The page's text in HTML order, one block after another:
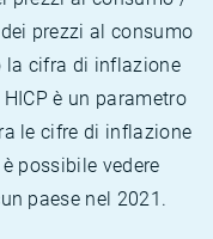
prezzi al consumo
la cifra di inflazione
è un parametro
le cifre di inflazione
possibile vedere
paese nel 2021.